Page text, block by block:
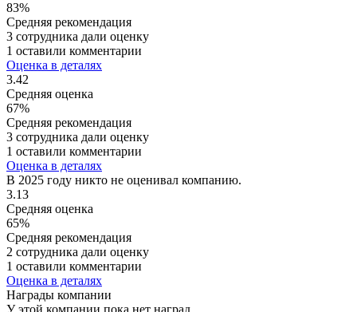
83%
Средняя рекомендация
3 сотрудника дали оценку
1 оставили комментарии
Оценка в деталях
3.42
Средняя оценка
67%
Средняя рекомендация
3 сотрудника дали оценку
1 оставили комментарии
Оценка в деталях
В 2025 году никто не оценивал компанию.
3.13
Средняя оценка
65%
Средняя рекомендация
2 сотрудника дали оценку
1 оставили комментарии
Оценка в деталях
Награды компании
У этой компании пока нет наград